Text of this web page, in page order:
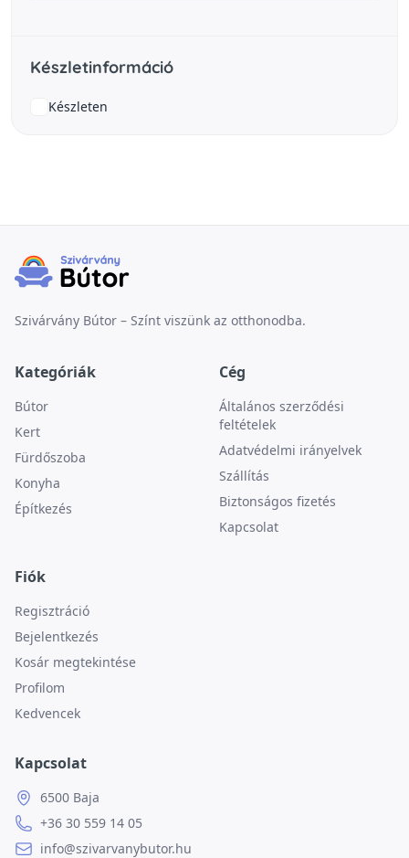
Készletinformáció
Készleten
Szivárvány Bútor – Színt viszünk az otthonodba.
Kategóriák
Bútor
Kert
Fürdőszoba
Konyha
Építkezés
Cég
Általános szerződési
feltételek
Adatvédelmi irányelvek
Szállítás
Biztonságos fizetés
Kapcsolat
Fiók
Regisztráció
Bejelentkezés
Kosár megtekintése
Profilom
Kedvencek
Kapcsolat
6500 Baja
+36 30 559 14 05
info@szivarvanybutor.hu